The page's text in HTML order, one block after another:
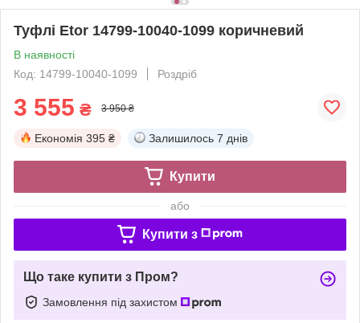
Туфлі Etor 14799-10040-1099 коричневий
В наявності
Код: 14799-10040-1099
Роздріб
3 555 ₴ 3 950 ₴
Економія 395 ₴ Залишилось 7 днів
Купити
або
Купити з
Що таке купити з Пром?
Замовлення під захистом